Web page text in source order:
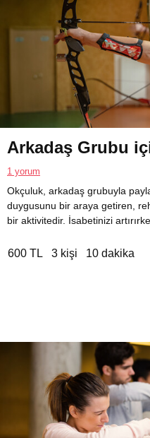
Arkadaş Grubu
1 yorum
Okçuluk, arkadaş grubuyla
duygusunu bir araya getiren,
bir aktivitedir. İsabetinizi
600 TL 3 kişi 10 dakika